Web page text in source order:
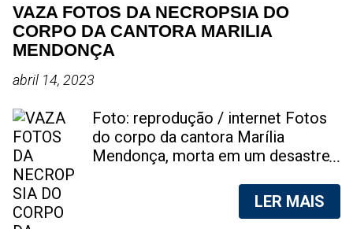
VAZA FOTOS DA NECROPSIA DO
CORPO DA CANTORA MARILIA
MENDONÇA
abril 14, 2023
Foto: reprodução / internet Fotos
do corpo da cantora Marília
Mendonça, morta em um desastre
foram vazadas na internet. A
divulgação de fotos do corpo de
LER MAIS